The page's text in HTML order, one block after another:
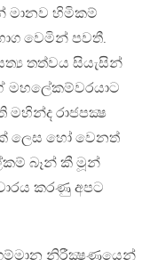
මානව හිමිකම්
වෙමින් පවතී.
තත්වය සියැසින්
මහලේකම්වරයාට
මහින්ද රාජපක්‍ෂ
ලෙස හෝ වෙනත්
බෑන් කී මූන්
කරණු අපට
නිරීක්‍ෂණයෙන්